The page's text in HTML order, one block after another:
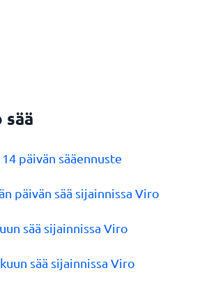
sää
14 päivän sääennuste
päivän sää sijainnissa Viro
sää sijainnissa Viro
sää sijainnissa Viro